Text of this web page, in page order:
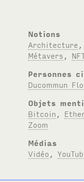
Notions
Architecture
Métavers
Personnes
Ducommun
Objets
Bitcoin
Zoom
Médias
Vidéo ,